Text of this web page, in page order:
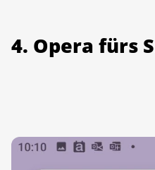
4. Opera fürs